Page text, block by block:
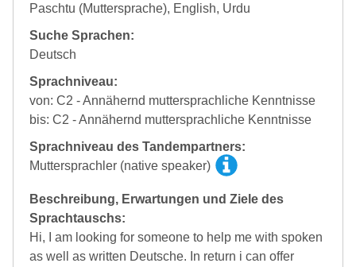
Paschtu (Muttersprache), English, Urdu
Suche Sprachen:
Deutsch
Sprachniveau:
von: C2 - Annähernd muttersprachliche Kenntnisse
bis: C2 - Annähernd muttersprachliche Kenntnisse
Sprachniveau des Tandempartners:
Muttersprachler (native speaker)
Beschreibung, Erwartungen und Ziele des
Sprachtauschs:
Hi, I am looking for someone to help me with spoken
as well as written Deutsche. In return i can offer